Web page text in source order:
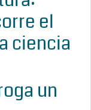
el
ciencia
un